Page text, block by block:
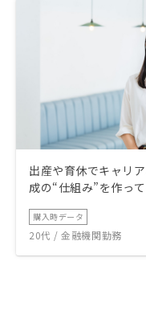
出産や育休でキャリ
成の“仕組み”を作っ
購入時データ
20代 / 金融機関勤務